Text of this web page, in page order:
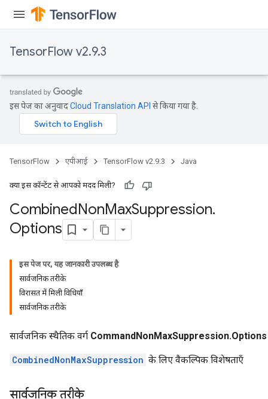
TensorFlow v2.9.3
इस पेज का अनुवादCloud Translation API से किया गया है.
TensorFlow एपीआई TensorFlow v2.9.3 Java
क्या इस कॉन्टेंट से आपको मदद मिली?
CombinedNonMaxSuppression.
Options
इस पेज पर, यह जानकारी उपलब्ध है
सार्वजनिक तरीके
विरासत में मिली विधियाँ
सार्वजनिक तरीके
सार्वजनिक स्थैतिक वर्ग CommandNonMaxSuppression.Options
CombinedNonMaxSuppression के लिए वैकल्पिक विशेषताएँ
सार्वजनिक तरीके